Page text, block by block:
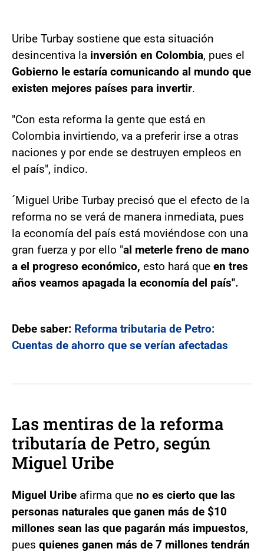
Uribe Turbay sostiene que esta situación
desincentiva la inversión en Colombia, pues el
Gobierno le estaría comunicando al mundo que
existen mejores países para invertir.
"Con esta reforma la gente que está en
Colombia invirtiendo, va a preferir irse a otras
naciones y por ende se destruyen empleos en
el país", indico.
´Miguel Uribe Turbay precisó que el efecto de la
reforma no se verá de manera inmediata, pues
la economía del país está moviéndose con una
gran fuerza y por ello "al meterle freno de mano
a el progreso económico, esto hará que en tres
años veamos apagada la economía del país".
Debe saber: Reforma tributaria de Petro:
Cuentas de ahorro que se verían afectadas
Las mentiras de la reforma
tributaría de Petro, según
Miguel Uribe
Miguel Uribe afirma que no es cierto que las
personas naturales que ganen más de $10
millones sean las que pagarán más impuestos,
pues quienes ganen más de 7 millones tendrán